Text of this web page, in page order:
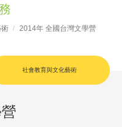
2014年 全國台灣文學營
社會教育與文化藝術